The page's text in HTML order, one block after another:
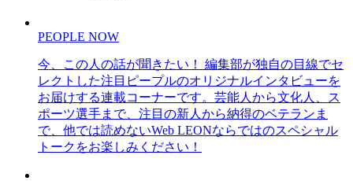
PEOPLE NOW
今、この人の話が聞きたい！ 編集部が独自の目線でセ
レクトした注目ピープルのオリジナルインタビューを
お届けする連載コーナーです。芸能人から文化人、ス
ポーツ選手まで、注目の新人から納得のベテランま
で、他では読めないWeb LEONならではのスペシャル
トークをお楽しみください！